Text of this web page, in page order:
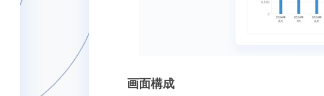
画面構成